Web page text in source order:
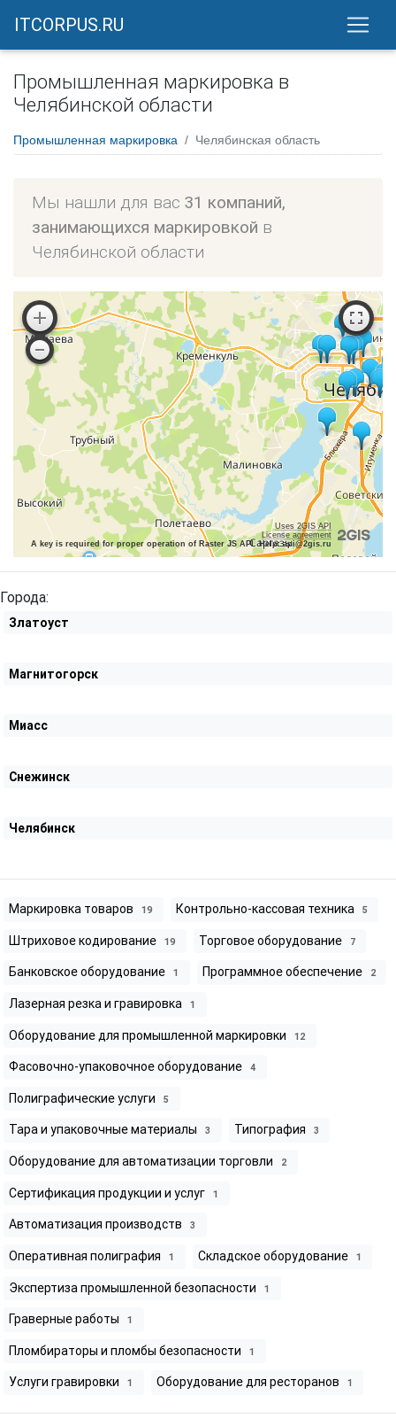
ITCORPUS.RU
Промышленная маркировка в
Челябинской области
Промышленная маркировка Челябинская область
Мы нашли для вас 31 компаний,
занимающихся маркировкой в
Челябинской области
Uses 2GIS API
License agreement
A key is required for proper operation of Raster JS API. Help: api@2gis.ru
Города:
Златоуст
Магнитогорск
Миасс
Снежинск
Челябинск
Маркировка товаров 19 Контрольно-кассовая техника 5
Штриховое кодирование 19 Торговое оборудование 7
Банковское оборудование 1 Программное обеспечение 2
Лазерная резка и гравировка 1
Оборудование для промышленной маркировки 12
Фасовочно-упаковочное оборудование 4
Полиграфические услуги 5
Тара и упаковочные материалы 3 Типография 3
Оборудование для автоматизации торговли 2
Сертификация продукции и услуг 1
Автоматизация производств 3
Оперативная полиграфия 1 Складское оборудование 1
Экспертиза промышленной безопасности 1
Граверные работы 1
Пломбираторы и пломбы безопасности 1
Услуги гравировки 1 Оборудование для ресторанов 1